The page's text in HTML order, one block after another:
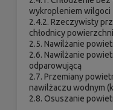
wykropleniem wilgoci
2.4.2. Rzeczywisty
chłodnicy
2.5. Nawilżanie
2.6. Nawilżanie
odparowującą
2.7. Przemiany
nawilżaczu wodnym
2.8. Osuszanie